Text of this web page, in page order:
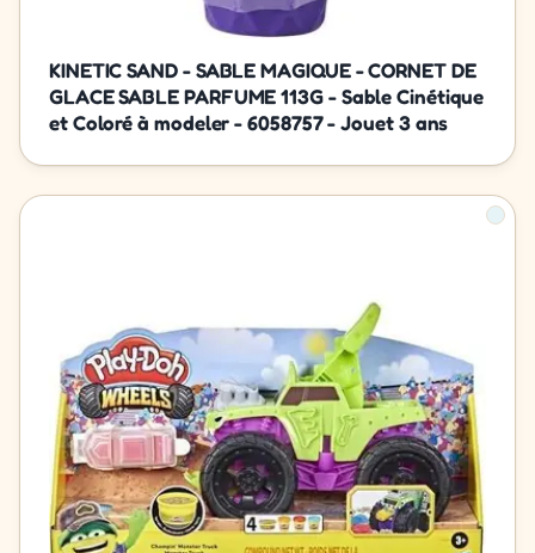
KINETIC SAND - SABLE MAGIQUE - CORNET DE
GLACE SABLE PARFUME 113G - Sable Cinétique
et Coloré à modeler - 6058757 - Jouet 3 ans